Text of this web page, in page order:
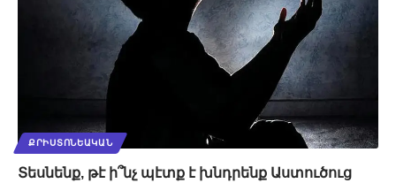
ՔՐԻՍՏՈՆԵԱԿԱՆ
Տեսնենք, թէ ի՞նչ պէտք է խնդրենք Աստուծուց